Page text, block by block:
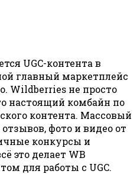
UGC-контента в
главный маркетплейс
Wildberries не просто
настоящий комбайн по
контента. Массовый
фото и видео от
конкурсы и
это делает WB
для работы с UGC.